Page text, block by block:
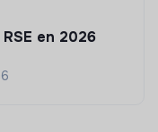
en 2026